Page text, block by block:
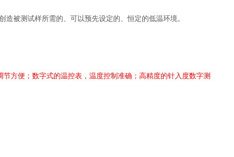
被测试样所需的、可以预先设定的、恒定的低温环境。
方便；数字式的温控表，温度控制准确；高精度的针入度数字测